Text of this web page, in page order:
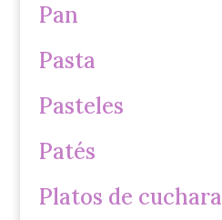
Pan
Pasta
Pasteles
Patés
Platos de cuchara